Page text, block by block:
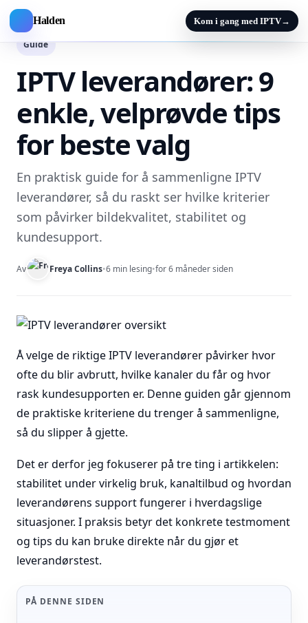
Halden Kom i gang med IPTV→
Guide
IPTV leverandører: 9
enkle, velprøvde tips
for beste valg
En praktisk guide for å sammenligne IPTV
leverandører, så du raskt ser hvilke kriterier
som påvirker bildekvalitet, stabilitet og
kundesupport.
Av Freya Collins•6 min lesing•for 6 måneder siden
Å velge de riktige IPTV leverandører påvirker hvor
ofte du blir avbrutt, hvilke kanaler du får og hvor
rask kundesupporten er. Denne guiden går gjennom
de praktiske kriteriene du trenger å sammenligne,
så du slipper å gjette.
Det er derfor jeg fokuserer på tre ting i artikkelen:
stabilitet under virkelig bruk, kanaltilbud og hvordan
leverandørens support fungerer i hverdagslige
situasjoner. I praksis betyr det konkrete testmoment
og tips du kan bruke direkte når du gjør et
leverandørstest.
PÅ DENNE SIDEN